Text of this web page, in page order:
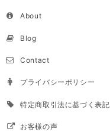
About
Blog
Contact
プライバシーポリシー
特定商取引法に基づく表記
お客様の声